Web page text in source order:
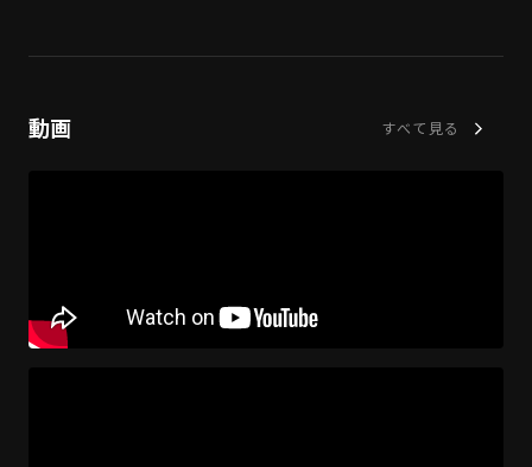
動画 すべて見る